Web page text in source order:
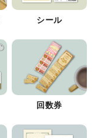
シール
回数券